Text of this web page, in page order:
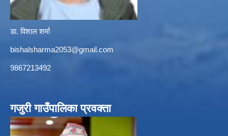
डा. विशाल शर्मा
bishalsharma2053@gmail.com
9867213492
गजुरी गाउँपालिका प्रवक्ता